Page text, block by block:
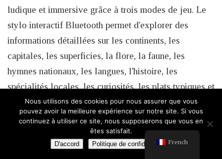
ludique et immersive grâce à trois modes de jeu. Le
stylo interactif Bluetooth permet d'explorer des
informations détaillées sur les continents, les
capitales, les superficies, la flore, la faune, les
hymnes nationaux, les langues, l'histoire, les
spécialités locales, les curiosités, les plats typiques et
les distances entre les capitales et les points d'intérêt.
Grâce à sa connexion sans fil, ce stylo rend
l'exploration du globe captivante et interactive,
offrant une expérience d'apprentissage à la fois
French
Nous utilisons des cookies pour nous assurer que vous
pouvez avoir la meilleure expérience sur notre site. Si vous
continuez à utiliser ce site, nous supposerons que vous en
êtes satisfait.
D'accord Politique de confidentialité